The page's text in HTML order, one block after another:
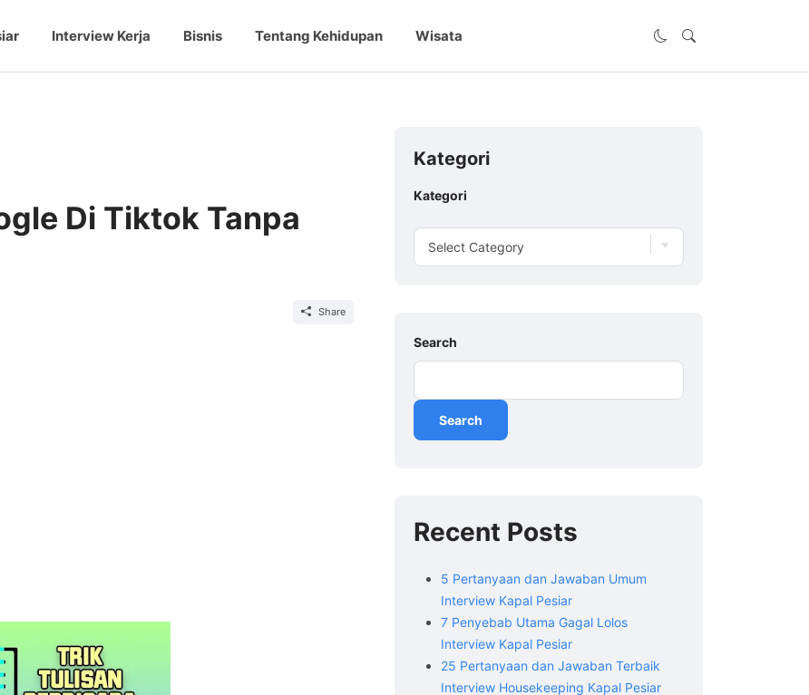
Interview Kerja Bisnis Tentang Kehidupan Wisata
Di Tiktok Tanpa
Share
Kategori
Kategori
Search
Search
Recent Posts
5 Pertanyaan dan Jawaban Umum
Interview Kapal Pesiar
7 Penyebab Utama Gagal Lolos
Interview Kapal Pesiar
25 Pertanyaan dan Jawaban Terbaik
Interview Housekeeping Kapal Pesiar